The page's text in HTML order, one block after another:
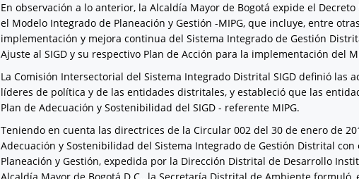
En observación a lo anterior, la Alcaldía Mayor de Bogotá expide el
el Modelo Integrado de Planeación y Gestión -MIPG, que incluye, entre
implementación y mejora continua del Sistema Integrado de Gestión
Ajuste al SIGD y su respectivo Plan de Acción para la implementación del
La Comisión Intersectorial del Sistema Integrado Distrital SIGD definió las
líderes de política y de las entidades distritales, y estableció que las
Plan de Adecuación y Sostenibilidad del SIGD - referente MIPG.
Teniendo en cuenta las directrices de la Circular 002 del 30 de enero de
Adecuación y Sostenibilidad del Sistema Integrado de Gestión Distrital
Planeación y Gestión, expedida por la Dirección Distrital de Desarrollo